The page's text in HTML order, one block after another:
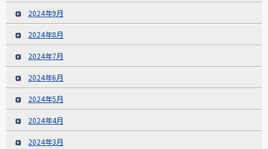
2024年9月
2024年8月
2024年7月
2024年6月
2024年5月
2024年4月
2024年3月